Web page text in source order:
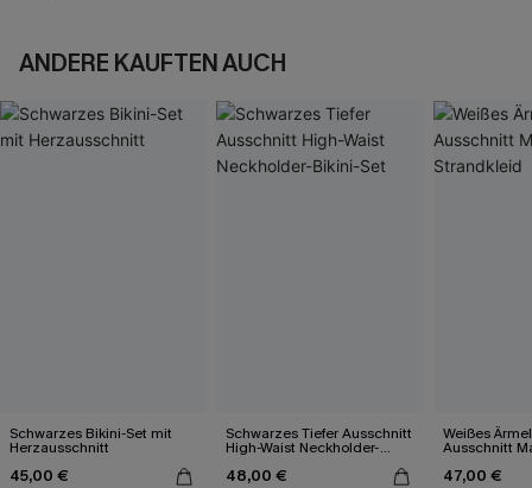
ANDERE KAUFTEN AUCH
Schwarzes Bikini-Set mit
Herzausschnitt
45,00 €
Schwarzes Tiefer Ausschnitt
High-Waist Neckholder-
Bikini-Set
48,00 €
Weißes
Ausschnitt
47,00 €